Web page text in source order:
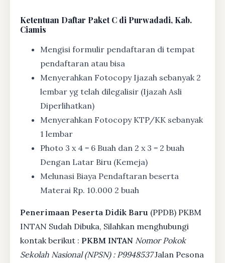
Ketentuan Daftar Paket C di Purwadadi, Kab.
Ciamis
Mengisi formulir pendaftaran di tempat
pendaftaran atau bisa
Menyerahkan Fotocopy Ijazah sebanyak 2
lembar yg telah dilegalisir (Ijazah Asli
Diperlihatkan)
Menyerahkan Fotocopy KTP/KK sebanyak
1 lembar
Photo 3 x 4 = 6 Buah dan 2 x 3 = 2 buah
Dengan Latar Biru (Kemeja)
Melunasi Biaya Pendaftaran beserta
Materai Rp. 10.000 2 buah
Penerimaan Peserta Didik Baru (PPDB) PKBM
INTAN Sudah Dibuka, Silahkan menghubungi
kontak berikut : PKBM INTAN Nomor Pokok
Sekolah Nasional (NPSN) : P9948537Jalan Pesona